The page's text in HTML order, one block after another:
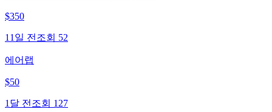
$350
11일 전 조회 52
에어랩
$50
1달 전 조회 127